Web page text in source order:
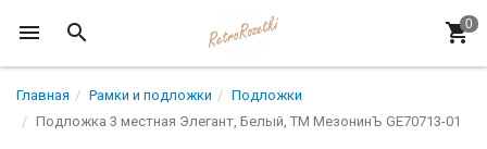
Главная Рамки и подложки
Подложки
Подложка 3 местная Элегант, Белый, ТМ МезонинЪ GE70713-01